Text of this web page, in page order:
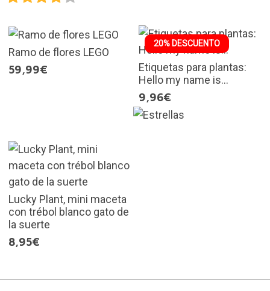
Ramo de flores LEGO
59,99€
20% DESCUENTO
Etiquetas para plantas:
Hello my name is...
9,96€
Lucky Plant, mini maceta
con trébol blanco gato de
la suerte
8,95€